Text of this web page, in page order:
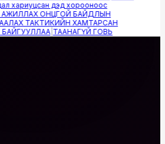
хариуцсан дэд хорооноос
ОНЦГОЙ БАЙДЛЫН
ТАКТИКИЙН ХАМТАРСАН
|ТААНАГҮЙ ГОВЬ